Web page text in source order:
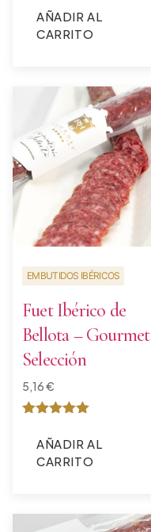
con
de 5
AÑADIR AL
CARRITO
EMBUTIDOS IBÉRICOS
Fuet Ibérico de
Bellota – Gourmet
Selección
5,16€
con
de 5
AÑADIR AL
CARRITO